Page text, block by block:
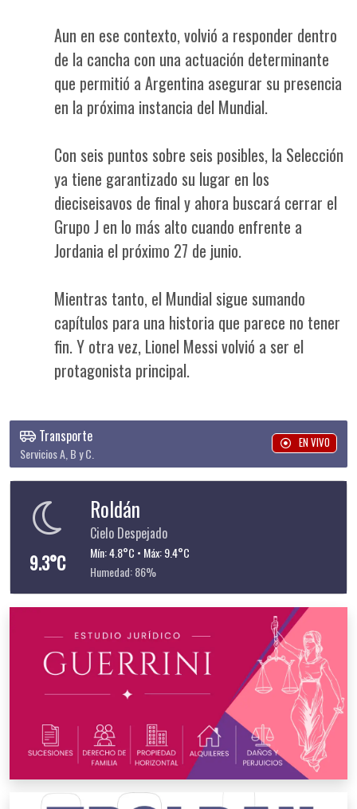
Aun en ese contexto, volvió a responder dentro
de la cancha con una actuación determinante
que permitió a Argentina asegurar su presencia
en la próxima instancia del Mundial.
Con seis puntos sobre seis posibles, la Selección
ya tiene garantizado su lugar en los
dieciseisavos de final y ahora buscará cerrar el
Grupo J en lo más alto cuando enfrente a
Jordania el próximo 27 de junio.
Mientras tanto, el Mundial sigue sumando
capítulos para una historia que parece no tener
fin. Y otra vez, Lionel Messi volvió a ser el
protagonista principal.
Transporte
Servicios A, B y C.
EN VIVO
9.3°C
Roldán
Cielo Despejado
Mín: 4.8°C • Máx: 9.4°C
Humedad: 86%